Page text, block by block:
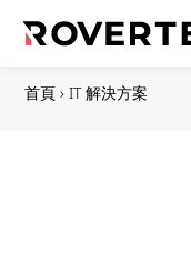
首頁 › IT 解決方案